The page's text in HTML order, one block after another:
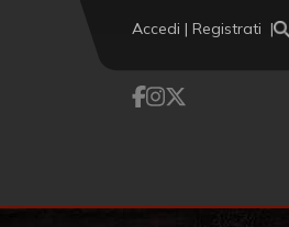
Accedi | Registrati